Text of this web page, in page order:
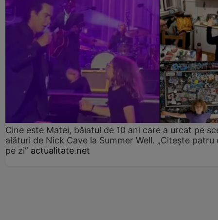
Cine este Matei, băiatul de 10 ani care a urcat pe
alături de Nick Cave la Summer Well. „Citește patru
pe zi” actualitate.net